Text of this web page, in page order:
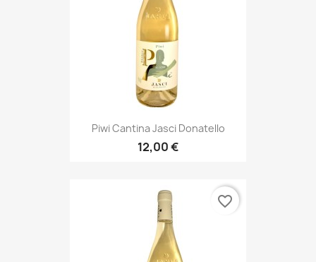
Piwi Cantina Jasci Donatello
12,00 €
favorite_border